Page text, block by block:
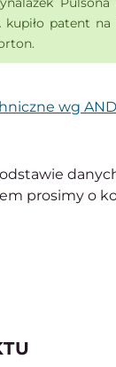
patent
wg
prosimy o